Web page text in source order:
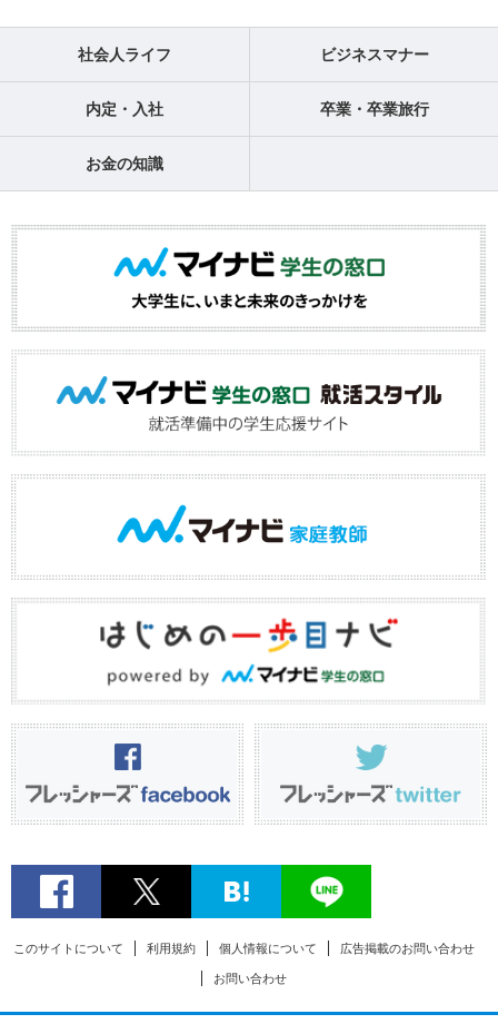
社会人ライフ ビジネスマナー
内定・入社 卒業・卒業旅行
お金の知識
このサイトについて 利用規約 個人情報について 広告掲載のお問い合わせ
お問い合わせ